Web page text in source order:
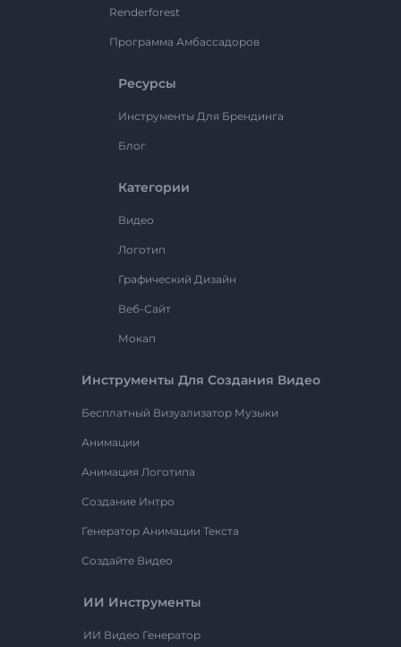
Renderforest
Программа Амбассадоров
Ресурсы
Инструменты Для Брендинга
Блог
Категории
Видео
Логотип
Графический Дизайн
Веб-Сайт
Мокап
Инструменты Для Создания Видео
Бесплатный Визуализатор Музыки
Анимации
Анимация Логотипа
Создание Интро
Генератор Анимации Текста
Создайте Видео
ИИ Инструменты
ИИ Видео Генератор